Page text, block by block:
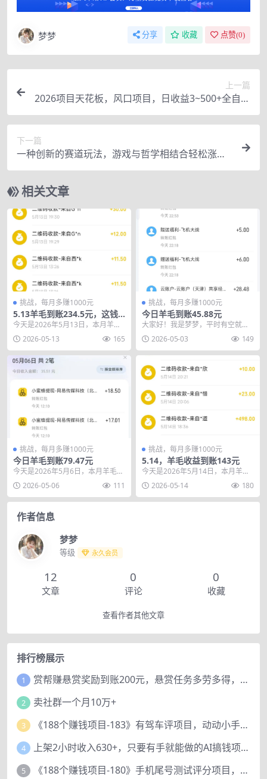
梦梦 分享 收藏 点赞(0)
上一篇
2026项目天花板，风口项目，日收益3~500+全自动
挂机，不吃配置
下一篇
一种创新的赛道玩法，游戏与哲学相结合轻松涨粉
百万，一个月搞了几十个W
相关文章
挑战，每月多赚1000元
5.13羊毛到账234.5元，这钱
咋这么容易挣
今天是2026年5月13日，本月羊毛
目标依然是1000，本月羊毛累计到
账611....
2026-05-13 165
挑战，每月多赚1000元
今日羊毛到账45.88元
大家好！我是梦梦，平时有空就喜
欢薅羊毛攒钱的打工人。 今天是20
26年5月3日，...
2026-05-03 149
挑战，每月多赚1000元
今日羊毛到账79.47元
今天是2026年5月6日，本月羊毛目
标依然是1000，本月羊毛累计到账
209.5...
2026-05-06 111
挑战，每月多赚1000元
5.14，羊毛收益到账143元
今天是2026年5月14日，本月羊毛
目标依然是1000，本月羊毛累计到
账764....
2026-05-14 180
作者信息
梦梦
等级 永久会员
12
文章
0
评论
0
收藏
查看作者其他文章
排行榜展示
1 赏帮赚悬赏奖励到账200元，悬赏任务多劳多得，人人可做。
2 卖社群一个月10万+
3 《188个赚钱项目-183》有驾车评项目，动动小手，复制粘贴赚44元！
4 上架2小时收入630+，只要有手就能做的AI搞钱项目，奶奶看完都能学会!
5 《188个赚钱项目-180》手机尾号测试评分项目，短视频直播日赚200+